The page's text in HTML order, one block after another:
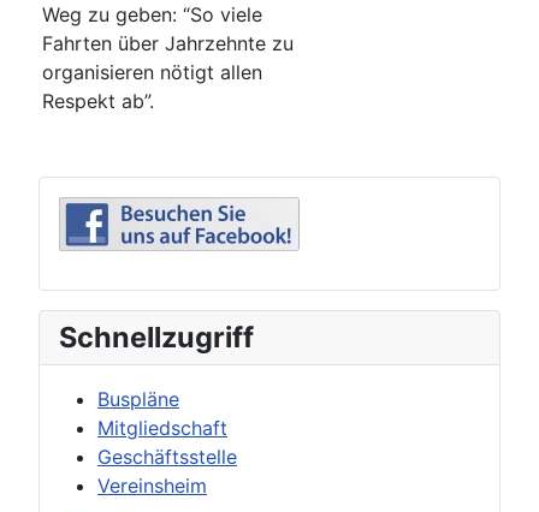
Weg zu geben: “So viele
Fahrten über Jahrzehnte zu
organisieren nötigt allen
Respekt ab”.
Schnellzugriff
Buspläne
Mitgliedschaft
Geschäftsstelle
Vereinsheim